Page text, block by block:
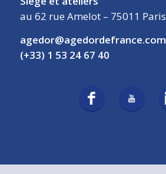
au 62 rue Amelot – 75011 Paris
agedor@agedordefrance.com
(+33) 1 53 24 67 40